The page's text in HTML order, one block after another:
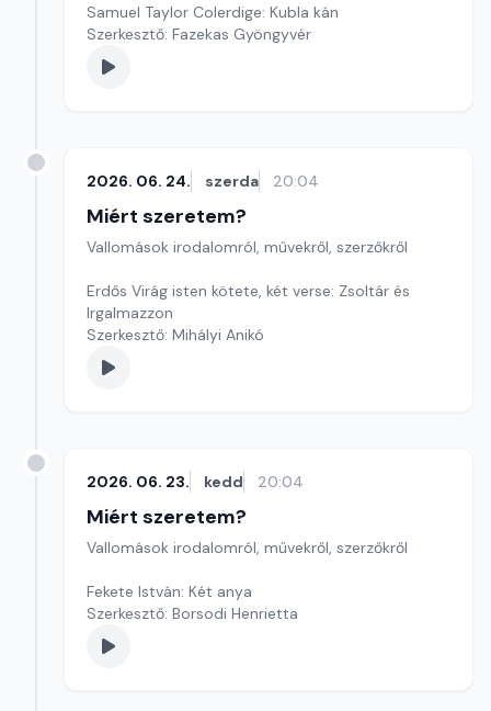
Samuel Taylor Colerdige: Kubla kán
Szerkesztő: Fazekas Gyöngyvér
2026. 06. 24. szerda 20:04
Miért szeretem?
Vallomások irodalomról, művekről, szerzőkről
Erdős Virág isten kötete, két verse: Zsoltár és
Irgalmazzon
Szerkesztő: Mihályi Anikó
2026. 06. 23. kedd 20:04
Miért szeretem?
Vallomások irodalomról, művekről, szerzőkről
Fekete István: Két anya
Szerkesztő: Borsodi Henrietta